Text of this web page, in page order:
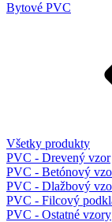
Bytové PVC
Všetky produkty
PVC - Drevený vzor
PVC - Betónový
PVC - Dlažbový
PVC - Filcový
PVC - Ostatné vzory